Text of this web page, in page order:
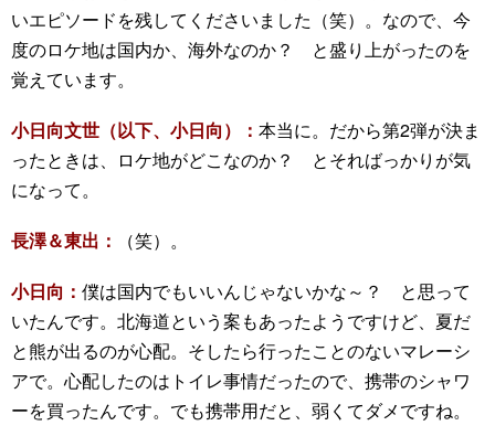
いエピソードを残してくださいました（笑）。なので、今
度のロケ地は国内か、海外なのか？ と盛り上がったのを
覚えています。
小日向文世（以下、小日向）： 本当に。だから第2弾が決ま
ったときは、ロケ地がどこなのか？ とそればっかりが気
になって。
長澤＆東出： （笑）。
小日向： 僕は国内でもいいんじゃないかな～？ と思って
いたんです。北海道という案もあったようですけど、夏だ
と熊が出るのが心配。そしたら行ったことのないマレーシ
アで。心配したのはトイレ事情だったので、携帯のシャワ
ーを買ったんです。でも携帯用だと、弱くてダメですね。